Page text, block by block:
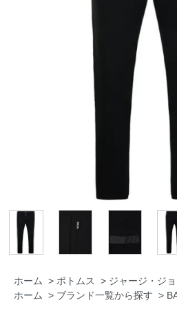
ホーム > ボトムス > ジャージ・ジ
ホーム
> ブランド一覧から探す >